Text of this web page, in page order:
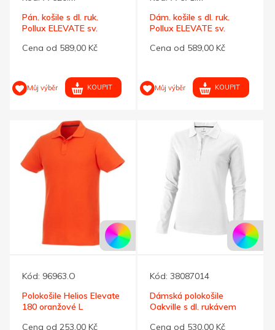
Pán. košile s dl. ruk.
Pollux ELEVATE sv.
Cena od 589,00 Kč
Můj výběr KOUPIT
Dám. košile s dl. ruk.
Pollux ELEVATE sv.
Cena od 589,00 Kč
Můj výběr KOUPIT
Kód: 96963.O
Polokošile Helios Elevate
180 oranžové L
Cena od 253,00 Kč
Kód: 38087014
Dámská polokošile
Oakville s dl. rukávem
Cena od 530,00 Kč